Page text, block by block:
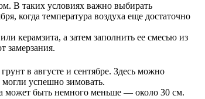
В таких условиях важно выбирать
когда температура воздуха еще достаточно
керамзита, а затем заполнить ее смесью из
замерзания.
в августе и сентябре. Здесь можно
успешно зимовать.
может быть немного меньше — около 30 см.